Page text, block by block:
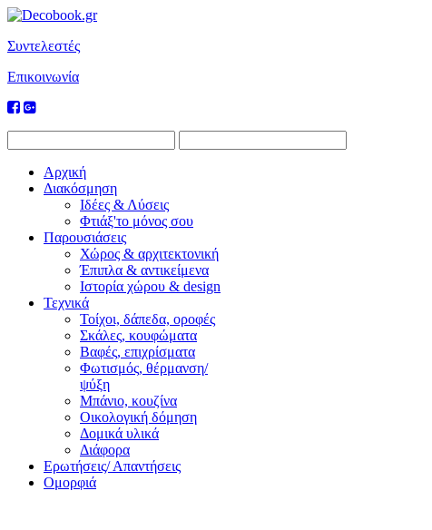
Συντελεστές
Επικοινωνία
Αρχική
Διακόσμηση
Ιδέες & Λύσεις
Φτιάξ'το μόνος σου
Παρουσιάσεις
Χώρος & αρχιτεκτονική
Έπιπλα & αντικείμενα
Ιστορία χώρου & design
Τεχνικά
Τοίχοι, δάπεδα, οροφές
Σκάλες, κουφώματα
Βαφές, επιχρίσματα
Φωτισμός, θέρμανση/
ψύξη
Μπάνιο, κουζίνα
Οικολογική δόμηση
Δομικά υλικά
Διάφορα
Ερωτήσεις/ Απαντήσεις
Ομορφιά